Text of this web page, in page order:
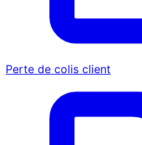
Perte de colis client